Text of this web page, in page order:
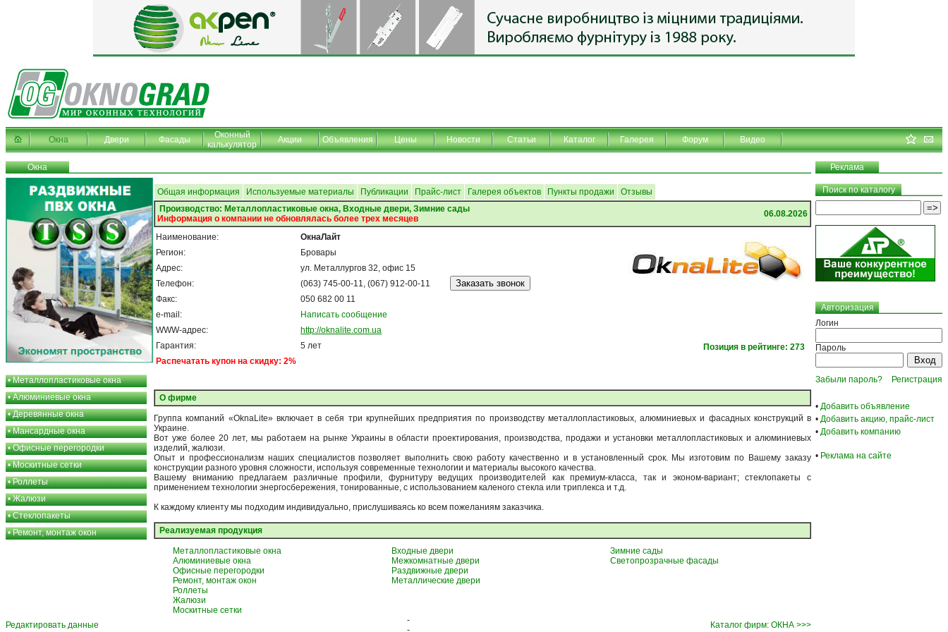
Окна Двери Фасады
Оконный
калькулятор
Акции Объявления Цены Новости Статьи Каталог Галерея Форум Видео
Окна Реклама
•Металлопластиковые окна
•Алюминиевые окна
•Деревянные окна
•Мансардные окна
•Офисные перегородки
•Москитные сетки
•Роллеты
•Жалюзи
•Стеклопакеты
•Ремонт, монтаж окон
Общая информация Используемые материалы Публикации Прайс-лист Галерея объектов Пункты продажи
Отзывы
Производство: Металлопластиковые окна, Входные двери, Зимние сады
Информация о компании не обновлялась более трех месяцев
06.08.2026
Наименование:
Регион:
Адрес:
Телефон:
Факс:
e-mail:
WWW-адрес:
Гарантия:
Распечатать купон на скидку: 2%
ОкнаЛайт
Бровары
ул. Металлургов 32, офис 15
(063) 745-00-11, (067) 912-00-11
050 682 00 11
Написать сообщение
http://oknalite.com.ua
5 лет
Позиция в рейтинге: 273
О фирме
Группа компаний «OknaLite» включает в себя три крупнейших предприятия по производству металлопластиковых, алюминиевых и фасадных конструкций в
Украине.
Вот уже более 20 лет, мы работаем на рынке Украины в области проектирования, производства, продажи и установки металлопластиковых и алюминиевых
изделий, жалюзи.
Опыт и профессионализм наших специалистов позволяет выполнить свою работу качественно и в установленный срок. Мы изготовим по Вашему заказу
конструкции разного уровня сложности, используя современные технологии и материалы высокого качества.
Вашему вниманию предлагаем различные профили, фурнитуру ведущих производителей как премиум-класса, так и эконом-вариант; стеклопакеты с
применением технологии энергосбережения, тонированные, с использованием каленого стекла или триплекса и т.д.
К каждому клиенту мы подходим индивидуально, прислушиваясь ко всем пожеланиям заказчика.
Реализуемая продукция
Металлопластиковые окна
Алюминиевые окна
Офисные перегородки
Ремонт, монтаж окон
Роллеты
Жалюзи
Москитные сетки
Входные двери
Межкомнатные двери
Раздвижные двери
Металлические двери
Зимние сады
Светопрозрачные фасады
Поиск по каталогу
Авторизация
Логин
Пароль
Забыли пароль? Регистрация
• Добавить объявление
• Добавить акцию, прайс-лист
• Добавить компанию
• Реклама на сайте
Редактировать данные
-
-
Каталог фирм: ОКНА >>>